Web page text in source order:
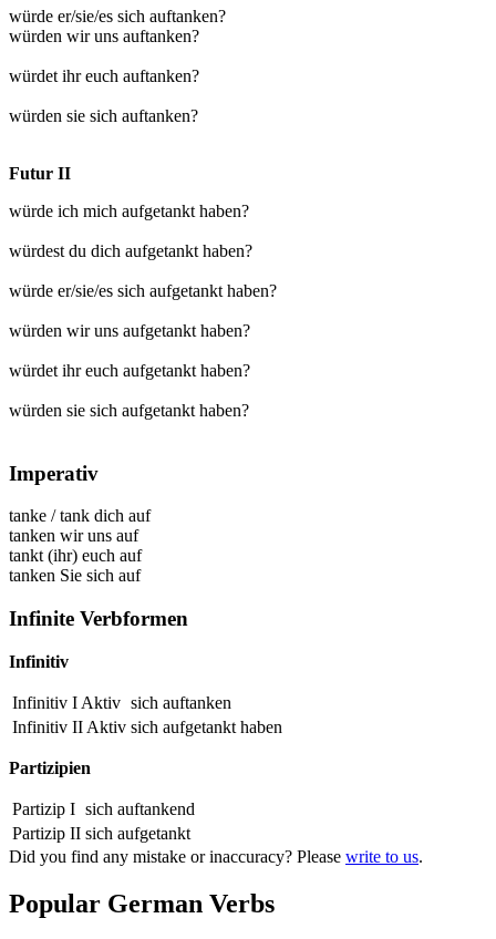
würde er/sie/es sich auftanken?
würden wir uns auftanken?
würdet ihr euch auftanken?
würden sie sich auftanken?
Futur II
würde ich mich aufgetankt haben?
würdest du dich aufgetankt haben?
würde er/sie/es sich aufgetankt haben?
würden wir uns aufgetankt haben?
würdet ihr euch aufgetankt haben?
würden sie sich aufgetankt haben?
Imperativ
tanke /tank dich auf
tanken wir uns auf
tankt (ihr) euch auf
tanken Sie sich auf
Infinite Verbformen
Infinitiv
Infinitiv I Aktiv sich auftanken
Infinitiv II Aktiv sich aufgetankt haben
Partizipien
Partizip I sich auftankend
Partizip II sich aufgetankt
Did you find any mistake or inaccuracy? Please write to us.
Popular German Verbs